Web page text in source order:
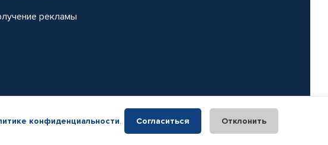
рекламы
конфиденциальности. Согласиться Отклонить